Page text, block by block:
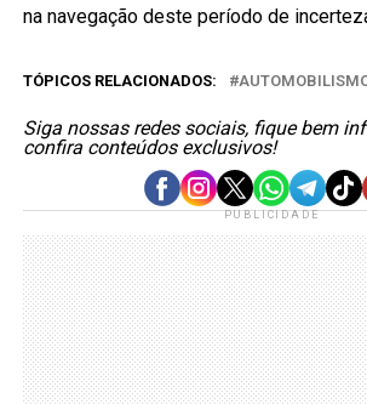
na navegação deste período de
TÓPICOS RELACIONADOS:
Siga nossas redes sociais, fique bem
confira conteúdos exclusivos!
PUBLICIDADE